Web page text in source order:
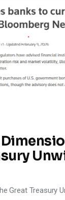
Great Treasury